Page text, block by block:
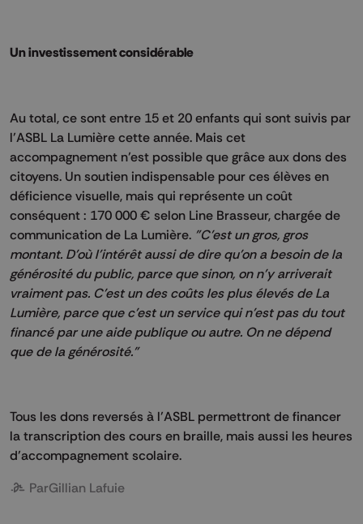
Un investissement considérable
Au total, ce sont entre 15 et 20 enfants qui sont suivis par
l’ASBL La Lumière cette année. Mais cet
accompagnement n’est possible que grâce aux dons des
citoyens. Un soutien indispensable pour ces élèves en
déficience visuelle, mais qui représente un coût
conséquent : 170 000 € selon Line Brasseur, chargée de
communication de La Lumière. "C'est un gros, gros
montant. D'où l'intérêt aussi de dire qu'on a besoin de la
générosité du public, parce que sinon, on n'y arriverait
vraiment pas. C'est un des coûts les plus élevés de La
Lumière, parce que c'est un service qui n'est pas du tout
financé par une aide publique ou autre. On ne dépend
que de la générosité."
Tous les dons reversés à l’ASBL permettront de financer
la transcription des cours en braille, mais aussi les heures
d’accompagnement scolaire.
ParGillian Lafuie